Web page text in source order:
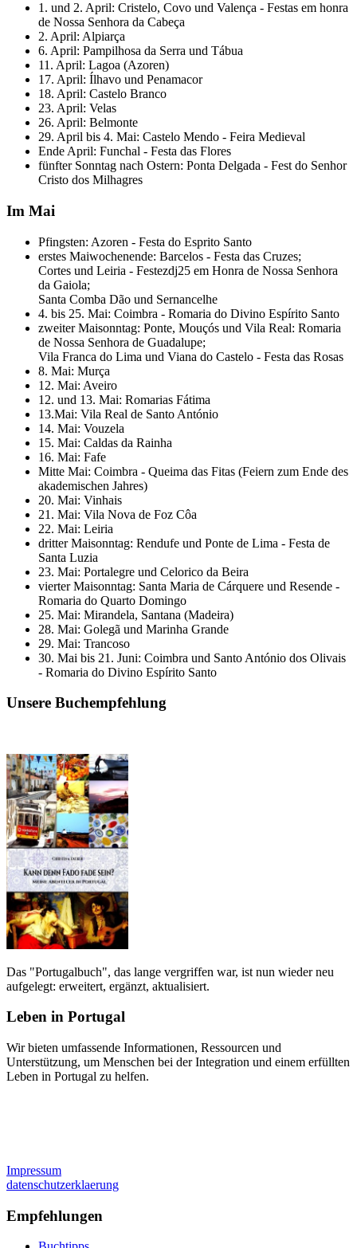
1. und 2. April: Cristelo, Covo und Valença - Festas em honra
de Nossa Senhora da Cabeça
2. April: Alpiarça
6. April: Pampilhosa da Serra und Tábua
11. April: Lagoa (Azoren)
17. April: Ílhavo und Penamacor
18. April: Castelo Branco
23. April: Velas
26. April: Belmonte
29. April bis 4. Mai: Castelo Mendo - Feira Medieval
Ende April: Funchal - Festa das Flores
fünfter Sonntag nach Ostern: Ponta Delgada - Fest do Senhor
Cristo dos Milhagres
Im Mai
Pfingsten: Azoren - Festa do Esprito Santo
erstes Maiwochenende: Barcelos - Festa das Cruzes;
Cortes und Leiria - Festezdj25 em Honra de Nossa Senhora
da Gaiola;
Santa Comba Dão und Sernancelhe
4. bis 25. Mai: Coimbra - Romaria do Divino Espírito Santo
zweiter Maisonntag: Ponte, Mouçós und Vila Real: Romaria
de Nossa Senhora de Guadalupe;
Vila Franca do Lima und Viana do Castelo - Festa das Rosas
8. Mai: Murça
12. Mai: Aveiro
12. und 13. Mai: Romarias Fátima
13.Mai: Vila Real de Santo António
14. Mai: Vouzela
15. Mai: Caldas da Rainha
16. Mai: Fafe
Mitte Mai: Coimbra - Queima das Fitas (Feiern zum Ende des
akademischen Jahres)
20. Mai: Vinhais
21. Mai: Vila Nova de Foz Côa
22. Mai: Leiria
dritter Maisonntag: Rendufe und Ponte de Lima - Festa de
Santa Luzia
23. Mai: Portalegre und Celorico da Beira
vierter Maisonntag: Santa Maria de Cárquere und Resende -
Romaria do Quarto Domingo
25. Mai: Mirandela, Santana (Madeira)
28. Mai: Golegã und Marinha Grande
29. Mai: Trancoso
30. Mai bis 21. Juni: Coimbra und Santo António dos Olivais
- Romaria do Divino Espírito Santo
Unsere Buchempfehlung
Das "Portugalbuch", das lange vergriffen war, ist nun wieder neu
aufgelegt: erweitert, ergänzt, aktualisiert.
Leben in Portugal
Wir bieten umfassende Informationen, Ressourcen und
Unterstützung, um Menschen bei der Integration und einem erfüllten
Leben in Portugal zu helfen.
Impressum
datenschutzerklaerung
Empfehlungen